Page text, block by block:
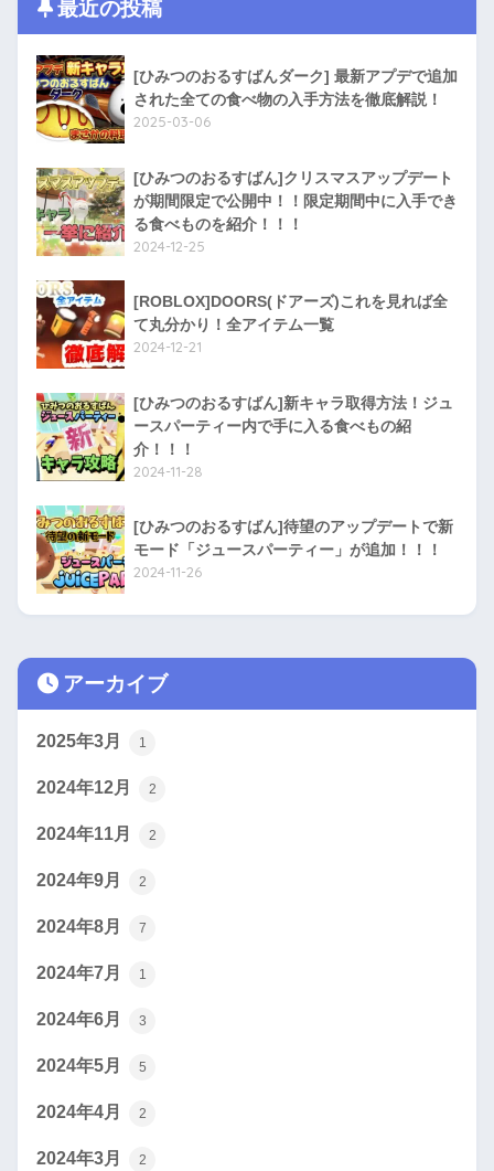
最近の投稿
[ひみつのおるすばんダーク] 最新アプデで追加
された全ての食べ物の入手方法を徹底解説！
2025-03-06
[ひみつのおるすばん]クリスマスアップデート
が期間限定で公開中！！限定期間中に入手でき
る食べものを紹介！！！
2024-12-25
[ROBLOX]DOORS(ドアーズ)これを見れば全
て丸分かり！全アイテム一覧
2024-12-21
[ひみつのおるすばん]新キャラ取得方法！ジュ
ースパーティー内で手に入る食べもの紹
介！！！
2024-11-28
[ひみつのおるすばん]待望のアップデートで新
モード「ジュースパーティー」が追加！！！
2024-11-26
アーカイブ
2025年3月 1
2024年12月 2
2024年11月 2
2024年9月 2
2024年8月 7
2024年7月 1
2024年6月 3
2024年5月 5
2024年4月 2
2024年3月 2